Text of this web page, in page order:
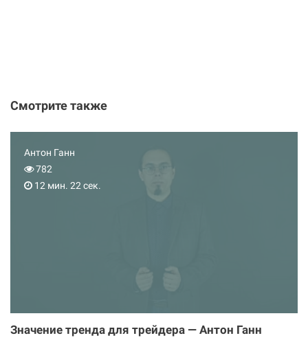
Смотрите также
Антон Ганн
782
12 мин. 22 сек.
Значение тренда для трейдера — Антон Ганн